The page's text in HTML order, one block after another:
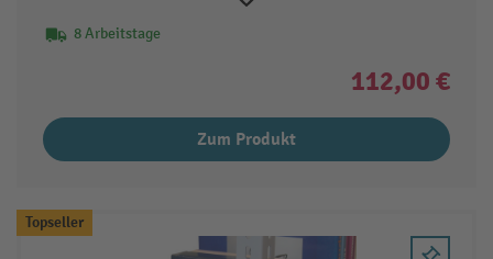
8 Arbeitstage
112,00 €
Zum Produkt
Topseller